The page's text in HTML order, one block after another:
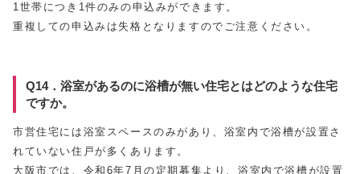
1世帯につき1件のみの申込みができます。
重複しての申込みは失格となりますのでご注意ください。
Q14．浴室があるのに浴槽が無い住宅とはどのような住宅
ですか。
市営住宅には浴室スペースのみがあり、浴室内で浴槽が設置さ
れていない住戸が多くあります。
大阪市では、令和6年7月の定期募集より、浴室内で浴槽が設置